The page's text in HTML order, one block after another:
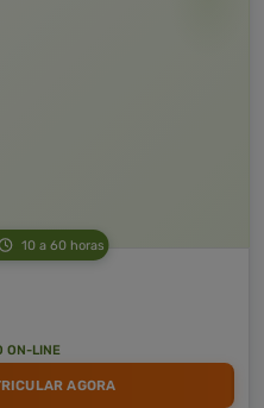
10 a 60 horas
ON-LINE
AGORA